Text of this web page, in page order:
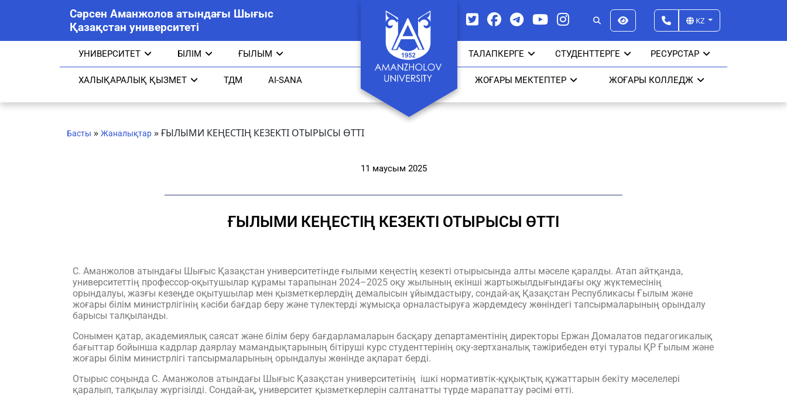
Сәрсен Аманжолов атындағы Шығыс
Қазақстан университеті
KZ
УНИВЕРСИТЕТ БІЛІМ ҒЫЛЫМ ТАЛАПКЕРГЕ СТУДЕНТТЕРГЕ РЕСУРСТАР
ХАЛЫҚАРАЛЫҚ ҚЫЗМЕТ ТДМ AI-SANA ЖОҒАРЫ МЕКТЕПТЕР ЖОҒАРЫ КОЛЛЕДЖ
Басты » Жаналықтар »ҒЫЛЫМИ КЕҢЕСТІҢ КЕЗЕКТІ ОТЫРЫСЫ ӨТТІ
11 маусым 2025
ҒЫЛЫМИ КЕҢЕСТІҢ КЕЗЕКТІ ОТЫРЫСЫ ӨТТІ
С. Аманжолов атындағы Шығыс Қазақстан университетінде ғылыми кеңестің кезекті отырысында алты мәселе қаралды. Атап айтқанда,
университеттің профессор-оқытушылар құрамы тарапынан 2024–2025 оқу жылының екінші жартыжылдығындағы оқу жүктемесінің
орындалуы, жазғы кезеңде оқытушылар мен қызметкерлердің демалысын ұйымдастыру, сондай-ақ Қазақстан Республикасы Ғылым және
жоғары білім министрлігінің кәсіби бағдар беру және түлектерді жұмысқа орналастыруға жәрдемдесу жөніндегі тапсырмаларының орындалу
барысы талқыланды.
Сонымен қатар, академиялық саясат және білім беру бағдарламаларын басқару департаментінің директоры Ержан Домалатов педагогикалық
бағыттар бойынша кадрлар даярлау мамандықтарының бітіруші курс студенттерінің оқу-зертханалық тәжірибеден өтуі туралы ҚР Ғылым және
жоғары білім министрлігі тапсырмаларының орындалуы жөнінде ақпарат берді.
Отырыс соңында С. Аманжолов атындағы Шығыс Қазақстан университетінің ішкі нормативтік-құқықтық құжаттарын бекіту мәселелері
қаралып, талқылау жүргізілді. Сондай-ақ, университет қызметкерлерін салтанатты түрде марапаттау рәсімі өтті.